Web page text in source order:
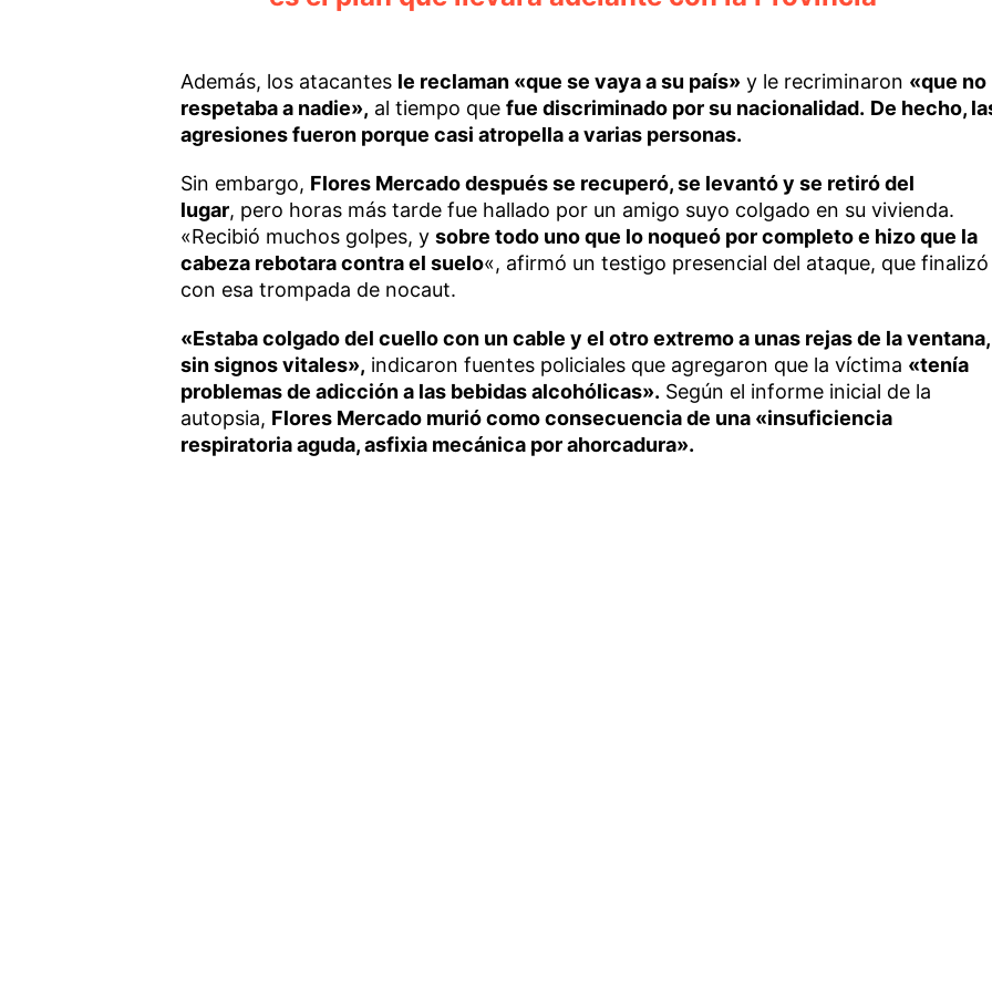
Además, los atacantes le reclaman «que se vaya a su país»y le recriminaron «que no
respetaba a nadie», al tiempo que fue discriminado por su nacionalidad. De hecho,
agresiones fueron porque casi atropella a varias personas.
Sin embargo, Flores Mercado después se recuperó, se levantó y se retiró del
lugar, pero horas más tarde fue hallado por un amigo suyo colgado en su vivienda.
«Recibió muchos golpes, y sobre todo uno que lo noqueó por completo e hizo que la
cabeza rebotara contra el suelo«, afirmó un testigo presencial del ataque, que finalizó
con esa trompada de nocaut.
«Estaba colgado del cuello con un cable y el otro extremo a unas rejas de la ventana,
sin signos vitales», indicaron fuentes policiales que agregaron que la víctima «tenía
problemas de adicción a las bebidas alcohólicas». Según el informe inicial de la
autopsia, Flores Mercado murió como consecuencia de una «insuficiencia
respiratoria aguda, asfixia mecánica por ahorcadura».